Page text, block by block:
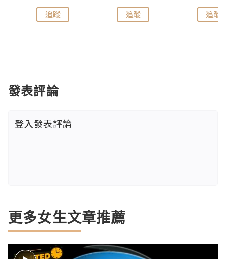
追蹤 追蹤 追蹤
發表評論
登入發表評論
更多女生文章推薦